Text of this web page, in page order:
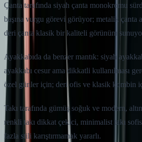
Çanta tarafında siyah çanta monokromu
başına vurgu görevi görüyor; metalik çanta
deri çanta klasik bir kaliteli görünüm
Ayakkabıda da benzer mantık: siyah
ayakkabı cesur ama dikkatli kullanılması
özel günler için; deri ofis ve klasik kombin
Takı tarafında gümüş soğuk ve modern,
renkli takı dikkat çekici, minimalist takı
fazla stili karıştırmamak yararlı.